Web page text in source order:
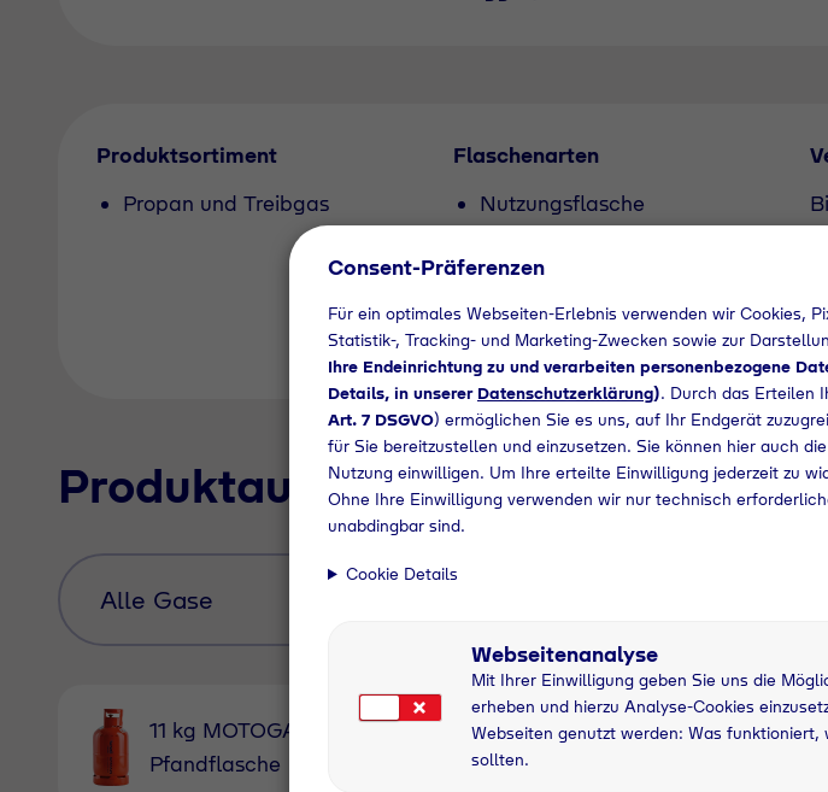
Produktsortiment
Propan und Treibgas
Flaschenarten
Nutzungsflasche
Produktauswahl
11 kg MOTOGAS
Pfandflasche
11 kg Nutzung
grau
5 kg
Consent-Präferenzen
Für ein optimales Webseiten-Erlebnis verwenden wir Cookies,
Statistik-, Tracking- und Marketing-Zwecken sowie zur
Ihre Endeinrichtung zu und verarbeiten personenbezogene
Details, in unserer Datenschutzerklärung). Durch das Erteilen
Art. 7 DSGVO) ermöglichen Sie es uns, auf Ihr Endgerät
für Sie bereitzustellen und einzusetzen. Sie können hier auch
Nutzung einwilligen. Um Ihre erteilte Einwilligung jederzeit zu
Ohne Ihre Einwilligung verwenden wir nur technisch
unabdingbar sind.
Cookie Details
Webseitenanalyse
Mit Ihrer Einwilligung geben Sie uns die
erheben und hierzu Analyse-Cookies
Webseiten genutzt werden: Was
sollten.